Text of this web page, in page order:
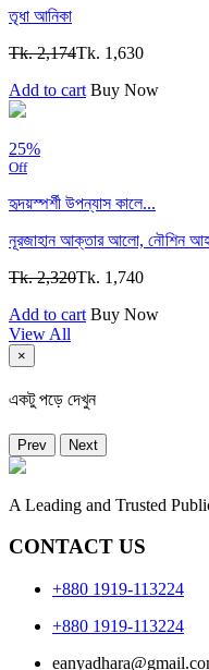
তৃধা আনিকা
Tk. 2,174Tk. 1,630
Add to cart Buy Now
25%
Off
হৃদয়স্পর্শী উপন্যাস কালে...
নূরজাহান আক্তার আলো, নৌশিন
Tk. 2,320Tk. 1,740
Add to cart Buy Now
View All
×
একটু পড়ে দেখুন
Prev Next
A Leading and Trusted
CONTACT US
+880 1919-113224
+880 1919-113224